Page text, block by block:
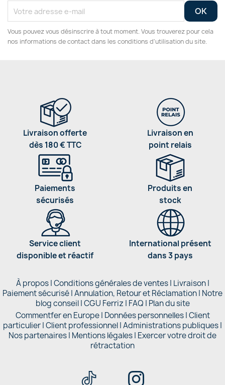
Vous pouvez vous désinscrire à tout moment. Vous trouverez pour cela
nos informations de contact dans les conditions d'utilisation du site.
Livraison offerte
dès 180 € TTC
Livraison en
point relais
Paiements
sécurisés
Produits en
stock
Service client
disponible et réactif
International présent
dans 3 pays
À propos|Conditions générales de ventes| Livraison|
Paiement sécurisé|Annulation, Retour et Réclamation| Notre
blog conseil|CGU Ferriz | FAQ | Plan du site
Commentfer en Europe| Données personnelles|Client
particulier|Client professionnel|Administrations publiques|
Nos partenaires | Mentions légales| Exercer votre droit de
rétractation